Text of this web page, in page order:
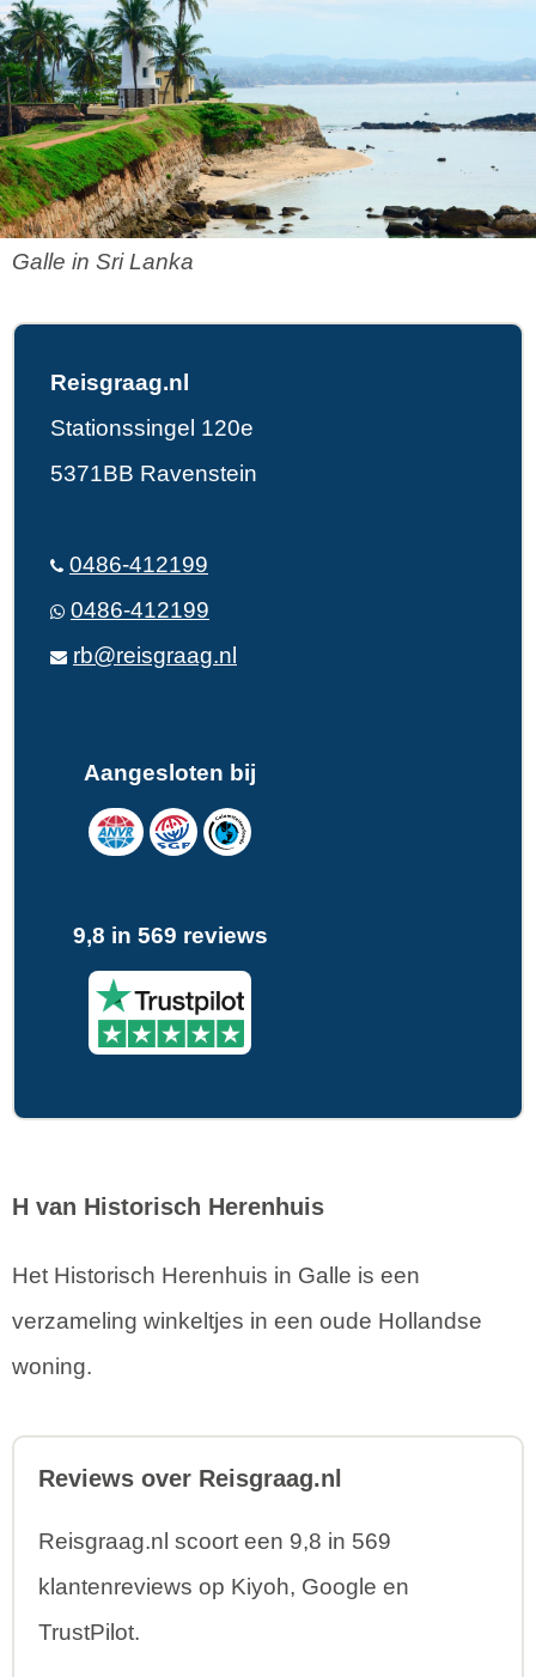
Galle in Sri Lanka
Reisgraag.nl
Stationssingel 120e
5371BB Ravenstein
0486-412199
0486-412199
rb@reisgraag.nl
Aangesloten bij
9,8 in 569 reviews
H van Historisch Herenhuis
Het Historisch Herenhuis in Galle is een
verzameling winkeltjes in een oude Hollandse
woning.
Reviews over Reisgraag.nl
Reisgraag.nl scoort een 9,8 in 569
klantenreviews op Kiyoh, Google en
TrustPilot.